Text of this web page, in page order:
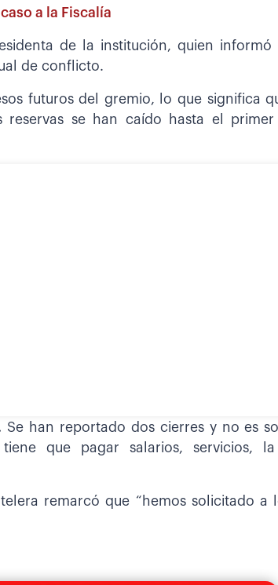
a la Fiscalía
de la institución, quien informó
de conflicto.
futuros del gremio, lo que significa
se han caído hasta el primer
Se han reportado dos cierres y no es
que pagar salarios, servicios,
remarcó que “hemos solicitado a